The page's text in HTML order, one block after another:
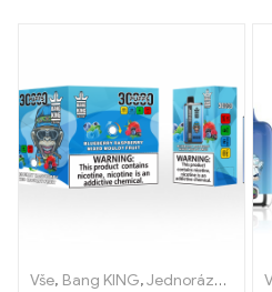
Vše, Bang KING,Jednorázové e-cigarety Litva